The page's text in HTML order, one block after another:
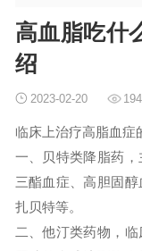
高血脂吃什
绍
2023-02-20
临床上治疗高脂血症
一、贝特类降脂药
三酯血症、高胆固
扎贝特等。
二、他汀类药物，